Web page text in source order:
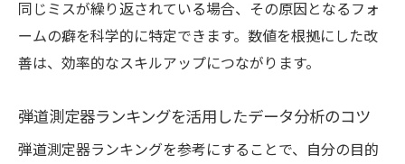
シュミレーションゴルフで実践するPDCAサ
イクル
プ
ゴルフ練習の改善点抽出と軌道修正のコツ
同じミスが繰り返されている場合、その原因となるフォ
ームの癖を科学的に特定できます。数値を根拠にした改
善は、効率的なスキルアップにつながります。
弾道測定器ランキングを活用したデータ分析のコツ
弾道測定器ランキングを参考にすることで、自分の目的